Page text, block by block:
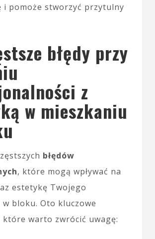
i pomoże stworzyć przytulny
błędy przy
z
w mieszkaniu
błędów
, które mogą wpływać na
estetykę Twojego
w bloku. Oto kluczowe
które warto zwrócić uwagę: